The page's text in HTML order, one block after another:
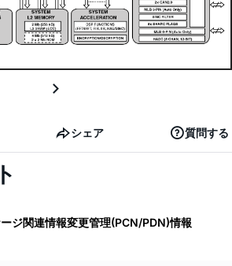
シェア 質問する
ジ関連情報変更管理(PCN/PDN)情報